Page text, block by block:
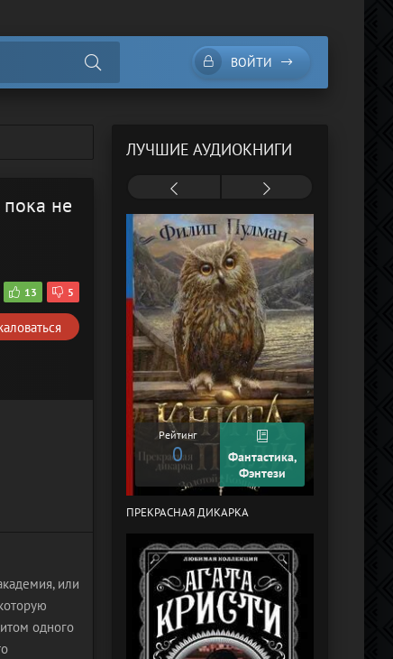
ВОЙТИ
не
13 5
или
одного
ЛУЧШИЕ АУДИОКНИГИ
Рейтинг
0
Фантастика,
Фэнтези
ПРЕКРАСНАЯ ДИКАРКА